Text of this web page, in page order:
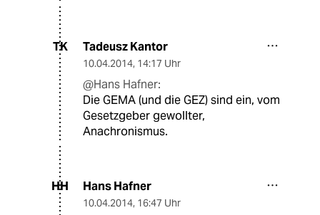
TK Tadeusz Kantor
10.04.2014, 14:17 Uhr
@Hans Hafner:
Die GEMA (und die GEZ) sind ein, vom
Gesetzgeber gewollter,
Anachronismus.
HH Hans Hafner
10.04.2014, 16:47 Uhr